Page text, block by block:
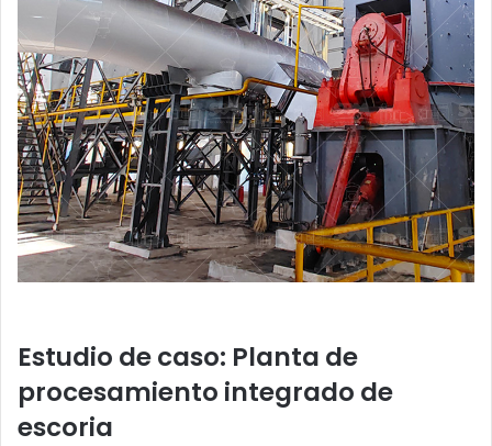
Estudio de caso: Planta de
procesamiento integrado de
escoria